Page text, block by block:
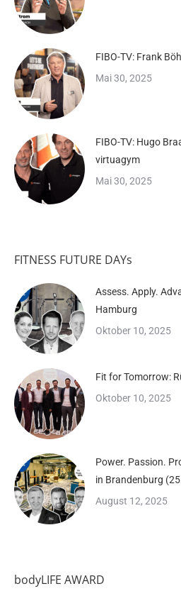
FIBO-TV: Frank
Mai 30, 2025
FIBO-TV: Hugo
virtuagym
Mai 30, 2025
FITNESS FUTURE DAYs
Assess. Apply.
Hamburg
Oktober 10, 2025
Fit for Tomorrow:
Oktober 10, 2025
Power. Passion.
in Brandenburg
August 12, 2025
bodyLIFE AWARD